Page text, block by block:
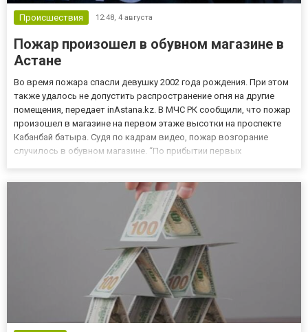
Происшествия 12:48, 4 августа
Пожар произошел в обувном магазине в
Астане
Во время пожара спасли девушку 2002 года рождения. При этом
также удалось не допустить распространение огня на другие
помещения, передает inAstana.kz. В МЧС РК сообщили, что пожар
произошел в магазине на первом этаже высотки на проспекте
Кабанбай батыра. Судя по кадрам видео, пожар возгорание
случилось в обувном магазине. “По прибытии первых